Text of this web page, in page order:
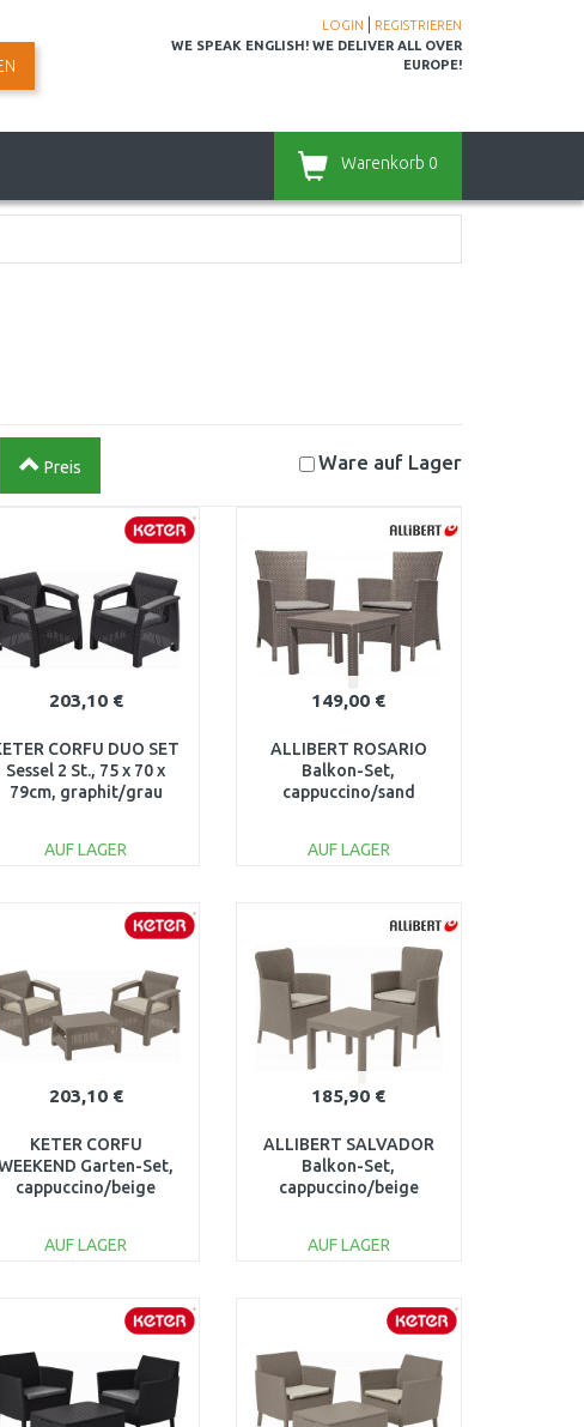
LOGIN
REGISTRIEREN
WE SPEAK ENGLISH! WE DELIVER ALL OVER
EUROPE!
Warenkorb 0
Preis Ware auf Lager
203,10 €
CORFU DUO SET
Sessel 2 St., 75 x 70 x
79cm, graphit/grau
AUF LAGER
WARENKORB
149,00 €
ALLIBERT ROSARIO
Balkon-Set,
cappuccino/sand
AUF LAGER
203,10 €
KETER CORFU
Garten-Set,
cappuccino/beige
AUF LAGER
WARENKORB
185,90 €
ALLIBERT SALVADOR
Balkon-Set,
cappuccino/beige
AUF LAGER
WARENKORB